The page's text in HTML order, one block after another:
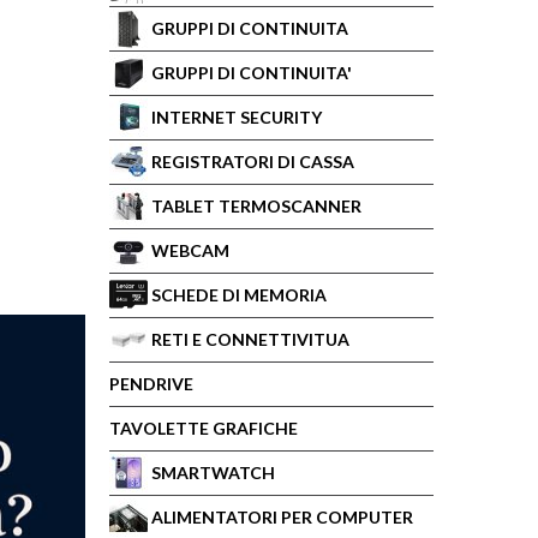
GRUPPI DI CONTINUITA
GRUPPI DI CONTINUITA'
INTERNET SECURITY
REGISTRATORI DI CASSA
TABLET TERMOSCANNER
WEBCAM
SCHEDE DI MEMORIA
RETI E CONNETTIVITUA
PENDRIVE
TAVOLETTE GRAFICHE
SMARTWATCH
ALIMENTATORI PER COMPUTER